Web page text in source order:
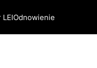
Odnowienie